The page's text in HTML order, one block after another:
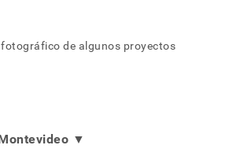
de algunos proyectos
▼